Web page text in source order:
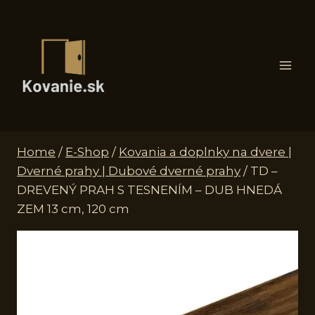
Home / E-Shop / Kovania a doplnky na dvere |
Dverné prahy | Dubové dverné prahy / TD –
DREVENÝ PRAH S TESNENÍM – DUB HNEDÁ
ZEM 13 cm, 120 cm